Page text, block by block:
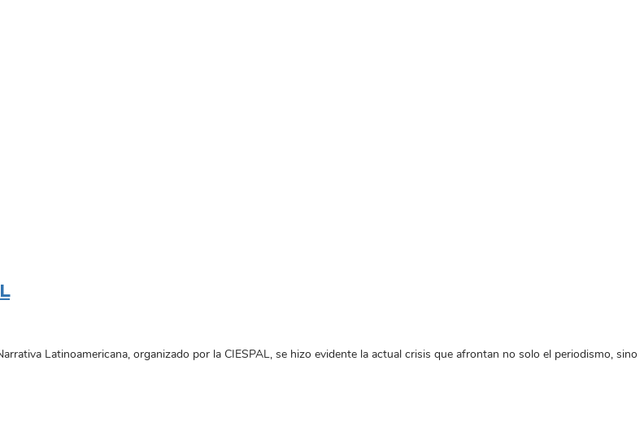
Latinoamericana, organizado por la CIESPAL, se hizo evidente la actual crisis que afrontan no solo el periodismo, sino